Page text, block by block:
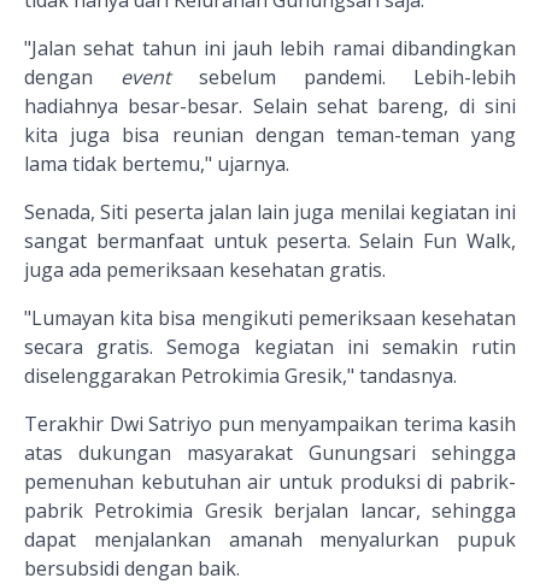
"Jalan sehat tahun ini jauh lebih ramai dibandingkan
dengan eventsebelum pandemi. Lebih-lebih
hadiahnya besar-besar. Selain sehat bareng, di sini
kita juga bisa reunian dengan teman-teman yang
lama tidak bertemu," ujarnya.
Senada, Siti peserta jalan lain juga menilai kegiatan ini
sangat bermanfaat untuk peserta. Selain Fun Walk,
juga ada pemeriksaan kesehatan gratis.
"Lumayan kita bisa mengikuti pemeriksaan kesehatan
secara gratis. Semoga kegiatan ini semakin rutin
diselenggarakan Petrokimia Gresik," tandasnya.
Terakhir Dwi Satriyo pun menyampaikan terima kasih
atas dukungan masyarakat Gunungsari sehingga
pemenuhan kebutuhan air untuk produksi di pabrik-
pabrik Petrokimia Gresik berjalan lancar, sehingga
dapat menjalankan amanah menyalurkan pupuk
bersubsidi dengan baik.